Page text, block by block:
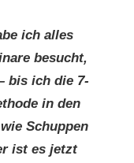
ich alles
besucht,
bis ich die 7-
in den
Schuppen
ist es jetzt